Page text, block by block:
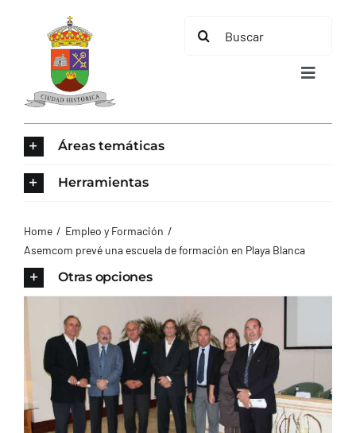
contenido
Buscar:
Toggle
AYUNTAMIENTO
CONTACTO
Áreas temáticas
Herramientas
Home
Empleo y Formación
Asemcom prevé una escuela de formación en Playa Blanca
Otras opciones